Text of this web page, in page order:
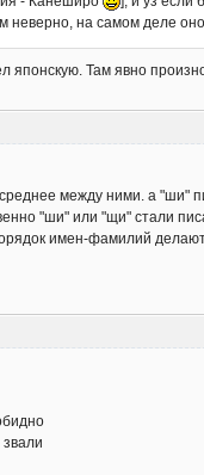
на самом деле оно
японскую. Там явно
между ними. а "ши"
"ши" или "щи" стали
имен-фамилий